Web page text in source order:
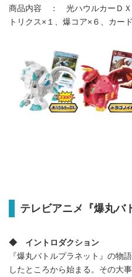
商品内容 ： 光ハウルカーＤＸ
トリクス×１、爆コア×６、カー
テレビアニメ『爆丸バ
◆ イントロダクション
『爆丸バトルプラネット』の物
したところから始まる。その大